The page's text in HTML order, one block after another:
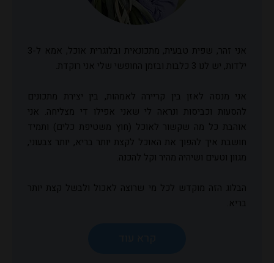
אני זהר, שפית טבעית, מתכונאית ובלוגרית אוכל, אמא ל-3
ילדות, יש לנו 3 כלבות ובזמן החופשי שלי אני רוקדת.
אני מנסה לאזן בין קריירה לאמהות, בין יצירת מתכונים
להסעות וכביסות ונראה לי שאני אפילו די מצליחה. אני
אוהבת כל מה שקשור לאוכל (חוץ משטיפת כלים) ותמיד
חושבת איך להפוך את האוכל לקצת יותר בריא, יותר צבעוני,
מגוון וטעים ושיהיה מהיר וקל להכנה.
הבלוג הזה מוקדש לכל מי שרוצה לאכול ולבשל קצת יותר
בריא.